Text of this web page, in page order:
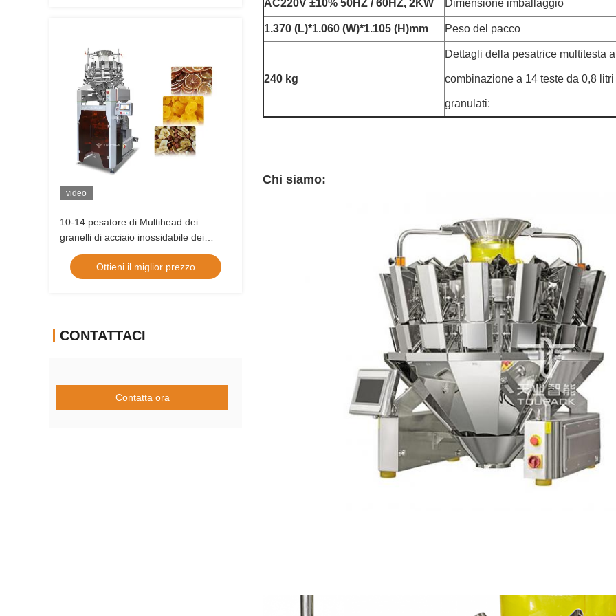
video
10-14 pesatore di Multihead dei
granelli di acciaio inossidabile dei
saltatori con il sistema di
visualizzazione del touch screen
Ottieni il miglior prezzo
CONTATTACI
Contatta ora
AC220V ±10% 50HZ / 60HZ, 2KW Dimensione imballaggio
1.370 (L)*1.060 (W)*1.105 (H)mm Peso del pacco
240 kg
Dettagli della pesatrice multitesta a
combinazione a 14 teste da 0,8 litri
granulati:
Chi siamo: